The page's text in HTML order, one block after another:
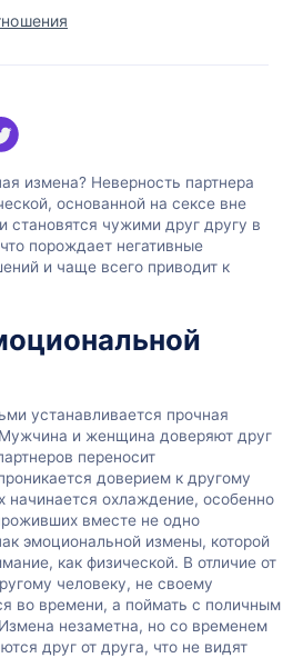
измена? Неверность партнера
основанной на сексе вне
становятся чужими друг другу в
порождает негативные
и чаще всего приводит к
устанавливается прочная
и женщина доверяют друг
переносит
доверием к другому
начинается охлаждение, особенно
вместе не одно
эмоциональной измены, которой
как физической. В отличие от
человеку, не своему
во времени, а поймать с поличным
незаметна, но со временем
друг от друга, что не видят